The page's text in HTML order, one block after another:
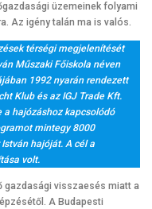
üzemeinek folyami
Az igény talán ma is valós.
térségi megjelenítését
Műszaki Főiskola néven
1992 nyarán rendezett
Klub és az IGJ Trade Kft.
hajózáshoz kapcsolódó
mintegy 8000
hajóját. A cél a
volt.
gazdasági visszaesés miatt a
A Budapesti